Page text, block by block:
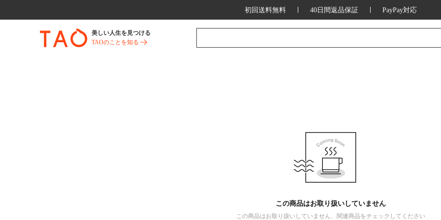
初回送料無料 40日間返品保証 PayPay対応
美しい人生を見つける
TAOのことを知る
この商品はお取り扱いしていません
この商品はお取り扱いしていません、関連商品をチェックしてください